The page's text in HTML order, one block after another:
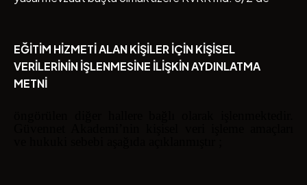
EĞİTİM HİZMETİ ALAN KİŞİLER İÇİN KİŞİSEL
VERİLERİNİN İŞLENMESİNE İLİŞKİN AYDINLATMA
METNİ